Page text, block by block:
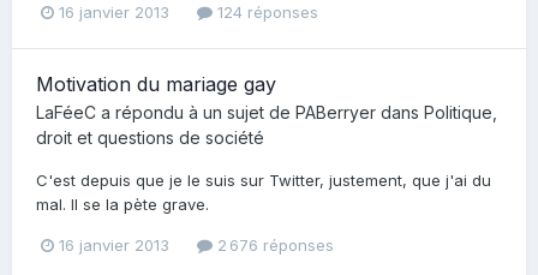
16 janvier 2013 124 réponses
Motivation du mariage gay
LaFéeC a répondu à un sujet de PABerryer dans Politique,
droit et questions de société
C'est depuis que je le suis sur Twitter, justement, que j'ai du
mal. Il se la pète grave.
16 janvier 2013 2 676 réponses